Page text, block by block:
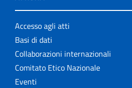
Accesso agli atti
Basi di dati
Collaborazioni internazionali
Comitato Etico Nazionale
Eventi